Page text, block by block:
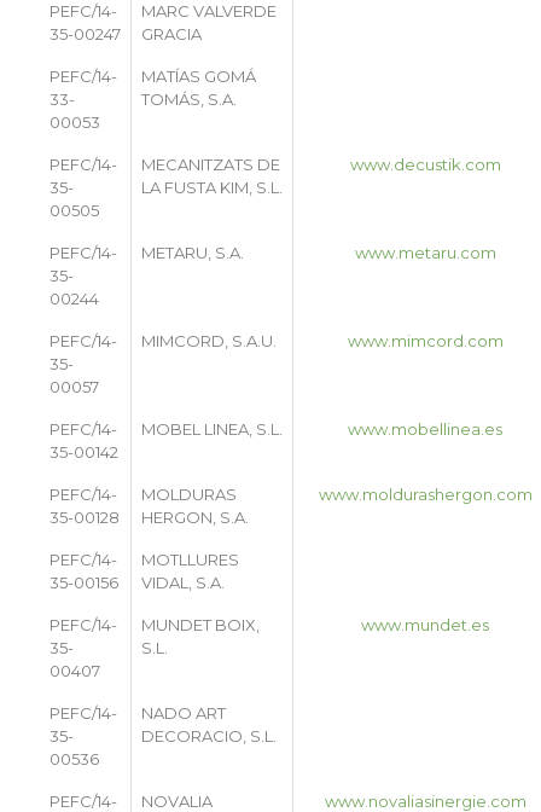
PEFC/14-
35-00247
MARC VALVERDE
GRACIA
PEFC/14-
33-
00053
MATÍAS GOMÁ
TOMÁS, S.A.
PEFC/14-
35-
00505
MECANITZATS DE
LA FUSTA KIM, S.L.
www.decustik.com
PEFC/14-
35-
00244
METARU, S.A. www.metaru.com
PEFC/14-
35-
00057
MIMCORD, S.A.U. www.mimcord.com
PEFC/14-
35-00142
MOBEL LINEA, S.L. www.mobellinea.es
PEFC/14-
35-00128
MOLDURAS
HERGON, S.A.
www.moldurashergon.com
PEFC/14-
35-00156
MOTLLURES
VIDAL, S.A.
PEFC/14-
35-
00407
MUNDET BOIX,
S.L.
www.mundet.es
PEFC/14-
35-
00536
NADO ART
DECORACIO, S.L.
PEFC/14- NOVALIA www.novaliasinergie.com